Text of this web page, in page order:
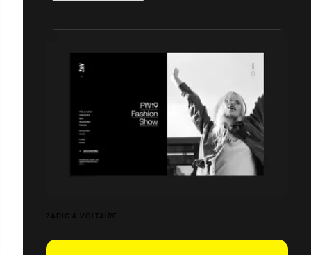
ZADIG & VOLTAIRE